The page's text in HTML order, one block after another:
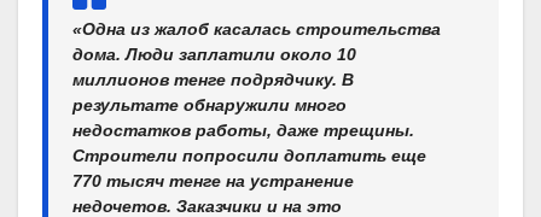
«Одна из жалоб касалась строительства
дома. Люди заплатили около 10
миллионов тенге подрядчику. В
результате обнаружили много
недостатков работы, даже трещины.
Строители попросили доплатить еще
770 тысяч тенге на устранение
недочетов. Заказчики и на это